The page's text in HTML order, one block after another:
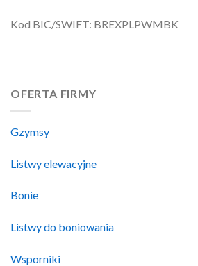
Kod BIC/SWIFT: BREXPLPWMBK
OFERTA FIRMY
Gzymsy
Listwy elewacyjne
Bonie
Listwy do boniowania
Wsporniki